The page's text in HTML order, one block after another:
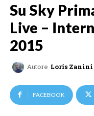
Su Sky
Live –
2015
Autore Loris Zanini
FACEBOOK